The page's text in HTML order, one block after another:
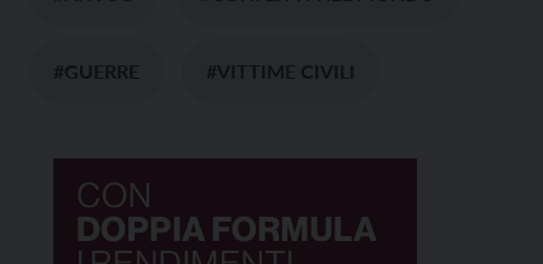
#GUERRE #VITTIME CIVILI